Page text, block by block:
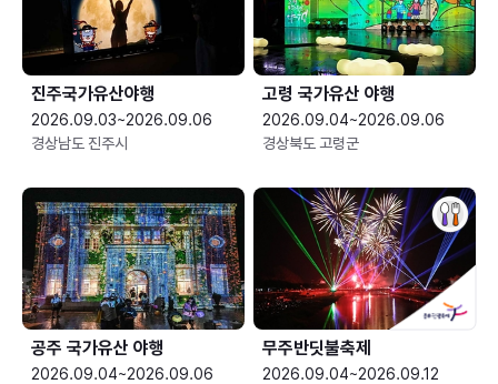
진주국가유산야행
2026.09.03~2026.09.06
경상남도 진주시
고령 국가유산 야행
2026.09.04~2026.09.06
경상북도 고령군
공주 국가유산 야행
2026.09.04~2026.09.06
무주반딧불축제
2026.09.04~2026.09.12